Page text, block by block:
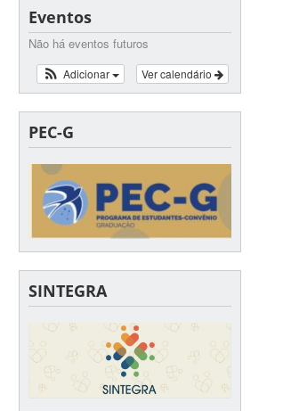
Eventos
Não há eventos futuros
Ver calendário
Adicionar
PEC-G
SINTEGRA